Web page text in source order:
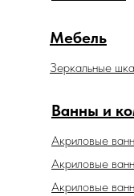
Ванны и
Акриловые
Зеркальные
Мебель
Акриловые
Акриловые